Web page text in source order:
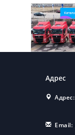
Адрес
Адрес:
Email: